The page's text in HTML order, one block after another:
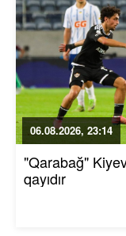
06.08.2026, 23:14
"Qarabağ"
qayıdır